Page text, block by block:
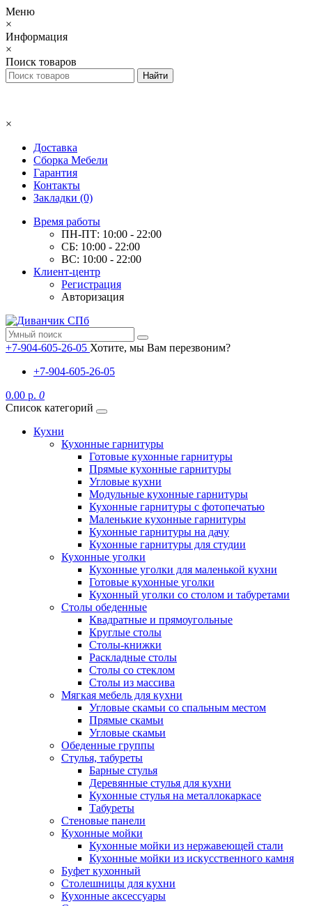
Меню
×
Информация
×
Поиск товаров
×
Доставка
Сборка Мебели
Гарантия
Контакты
Закладки (0)
Время работы
ПН-ПТ: 10:00 - 22:00
СБ: 10:00 - 22:00
ВС: 10:00 - 22:00
Клиент-центр
Регистрация
Авторизация
+7-904-605-26-05 Хотите, мы Вам перезвоним?
+7-904-605-26-05
0.00 р. 0
Список категорий
Кухни
Кухонные гарнитуры
Готовые кухонные гарнитуры
Прямые кухонные гарнитуры
Угловые кухни
Модульные кухонные гарнитуры
Кухонные гарнитуры с фотопечатью
Маленькие кухонные гарнитуры
Кухонные гарнитуры на дачу
Кухонные гарнитуры для студии
Кухонные уголки
Кухонные уголки для маленькой кухни
Готовые кухонные уголки
Кухонный уголки со столом и табуретами
Столы обеденные
Квадратные и прямоугольные
Круглые столы
Столы-книжки
Раскладные столы
Столы со стеклом
Столы из массива
Мягкая мебель для кухни
Угловые скамьи со спальным местом
Прямые скамьи
Угловые скамьи
Обеденные группы
Стулья, табуреты
Барные стулья
Деревянные стулья для кухни
Кухонные стулья на металлокаркасе
Табуреты
Стеновые панели
Кухонные мойки
Кухонные мойки из нержавеющей стали
Кухонные мойки из искусственного камня
Буфет кухонный
Столешницы для кухни
Кухонные аксессуары